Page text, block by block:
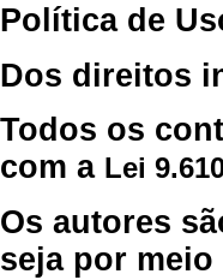
Política de
Dos direitos
Todos os
com a Lei
Os autores
seja por